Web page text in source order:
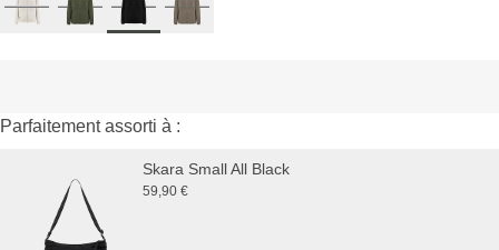
Parfaitement assorti à :
Skara Small All Black
59,90 €